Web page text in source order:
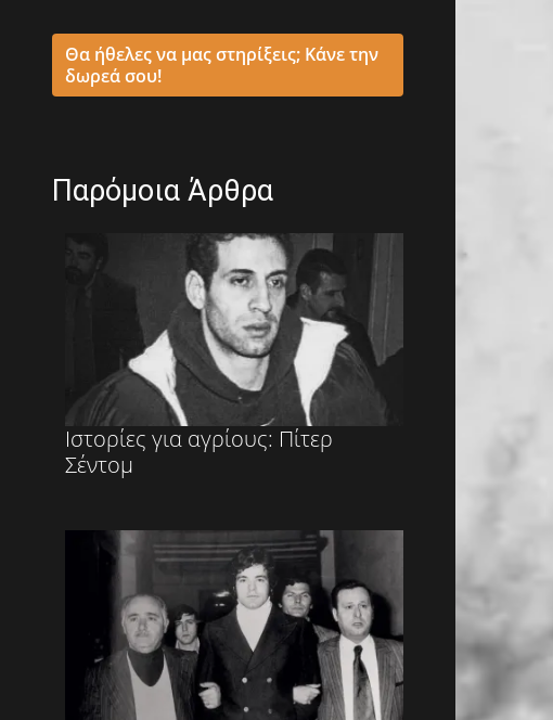
Θα ήθελες να μας στηρίξεις; Κάνε την
δωρεά σου!
Παρόμοια Άρθρα
Ιστορίες για αγρίους: Πίτερ
Σέντομ